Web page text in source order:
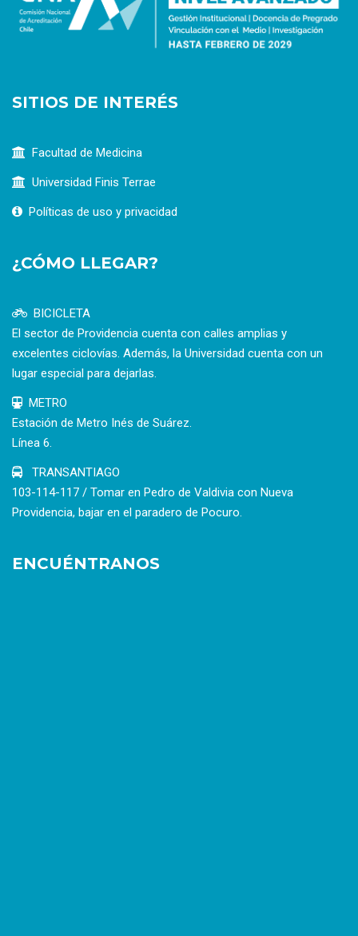
SITIOS DE INTERÉS
Facultad de Medicina
Universidad Finis Terrae
Políticas de uso y privacidad
¿CÓMO LLEGAR?
BICICLETA
El sector de Providencia cuenta con calles amplias y
excelentes ciclovías. Además, la Universidad cuenta con un
lugar especial para dejarlas.
METRO
Estación de Metro Inés de Suárez.
Línea 6.
TRANSANTIAGO
103-114-117 / Tomar en Pedro de Valdivia con Nueva
Providencia, bajar en el paradero de Pocuro.
ENCUÉNTRANOS